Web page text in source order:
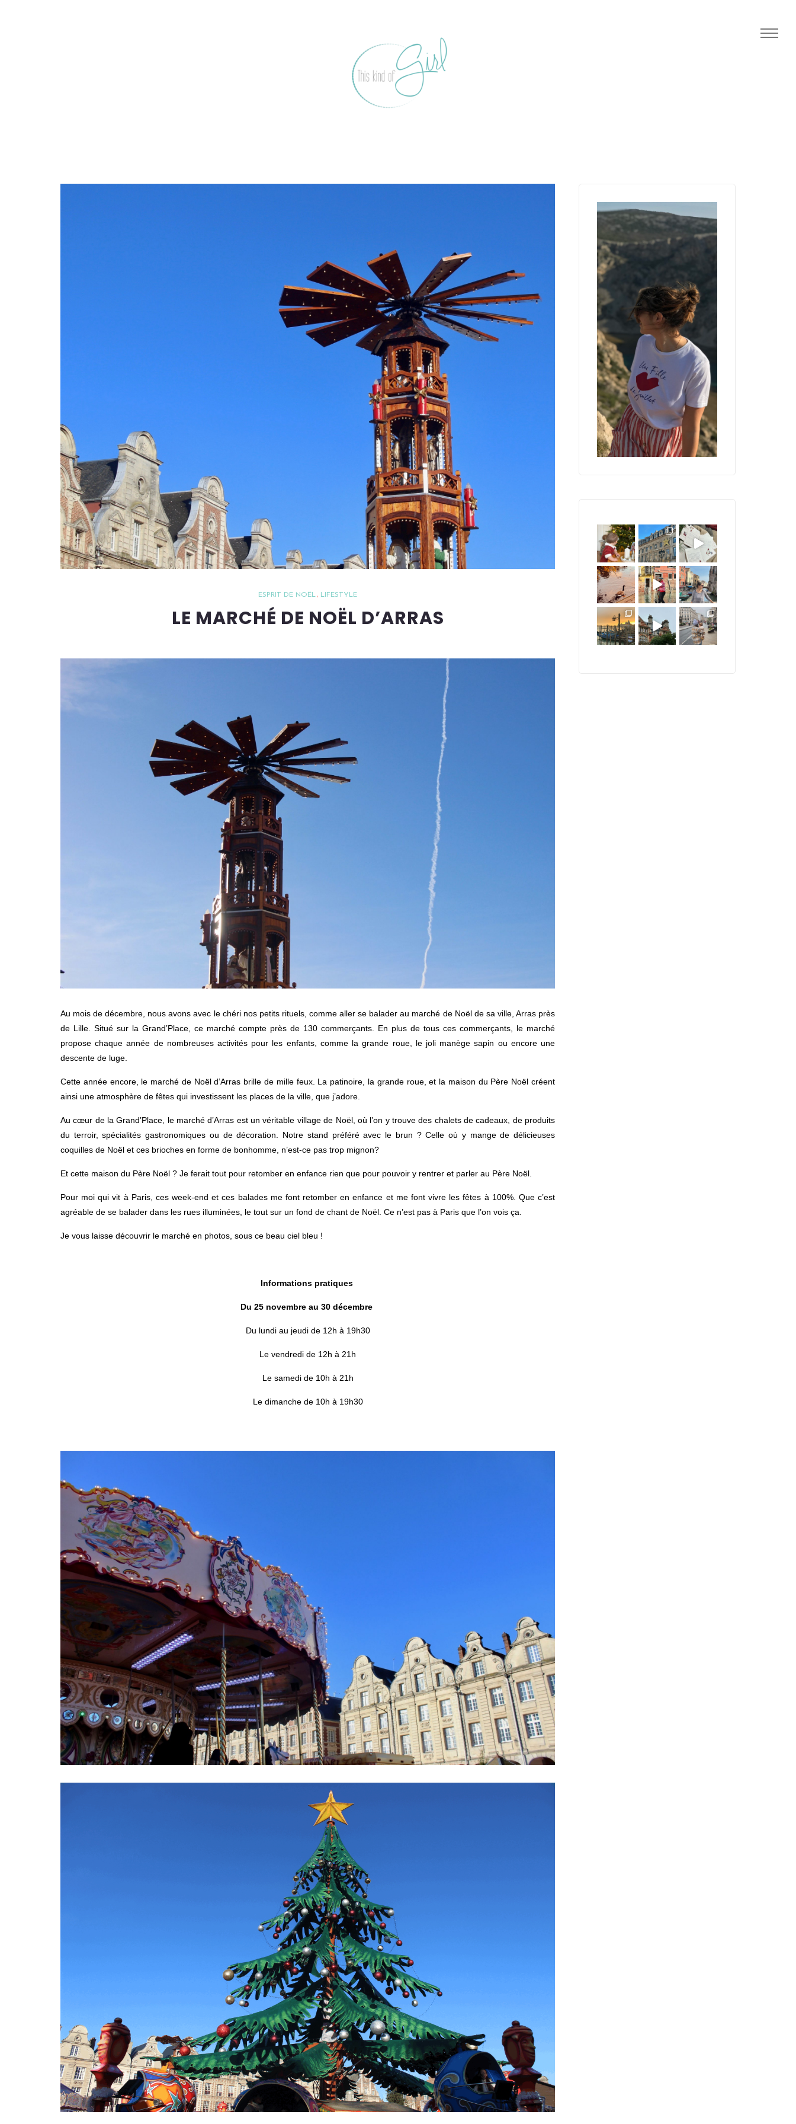
ESPRIT DE NOËL LIFESTYLE
LE MARCHÉ DE NOËL D’ARRAS
Au mois de décembre, nous avons avec le chéri nos petits rituels, comme aller se balader au marché de Noël de sa ville, Arras près
de Lille. Situé sur la Grand’Place, ce marché compte près de 130 commerçants. En plus de tous ces commerçants, le marché
propose chaque année de nombreuses activités pour les enfants, comme la grande roue, le joli manège sapin ou encore une
descente de luge.
Cette année encore, le marché de Noël d’Arras brille de mille feux. La patinoire, la grande roue, et la maison du Père Noël créent
ainsi une atmosphère de fêtes qui investissent les places de la ville, que j’adore.
Au cœur de la Grand’Place, le marché d’Arras est un véritable village de Noël, où l’on y trouve des chalets de cadeaux, de produits
du terroir, spécialités gastronomiques ou de décoration. Notre stand préféré avec le brun ? Celle où y mange de délicieuses
coquilles de Noël et ces brioches en forme de bonhomme, n’est-ce pas trop mignon?
Et cette maison du Père Noël ? Je ferait tout pour retomber en enfance rien que pour pouvoir y rentrer et parler au Père Noël.
Pour moi qui vit à Paris, ces week-end et ces balades me font retomber en enfance et me font vivre les fêtes à 100%. Que c’est
agréable de se balader dans les rues illuminées, le tout sur un fond de chant de Noël. Ce n’est pas à Paris que l’on vois ça.
Je vous laisse découvrir le marché en photos, sous ce beau ciel bleu !
Informations pratiques
Du 25 novembre au 30 décembre
Du lundi au jeudi de 12h à 19h30
Le vendredi de 12h à 21h
Le samedi de 10h à 21h
Le dimanche de 10h à 19h30